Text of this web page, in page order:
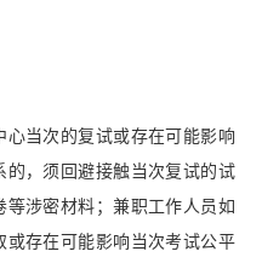
当次的复试或存在可能影响
的，须回避接触当次复试的试
涉密材料；兼职工作人员如
存在可能影响当次考试公平